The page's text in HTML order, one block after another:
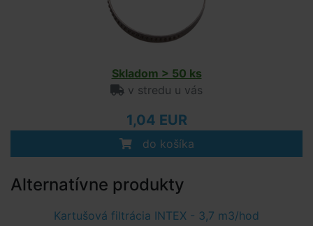
Skladom > 50 ks
v stredu u vás
1,04 EUR
do košíka
Alternatívne produkty
Kartušová filtrácia INTEX - 3,7 m3/hod